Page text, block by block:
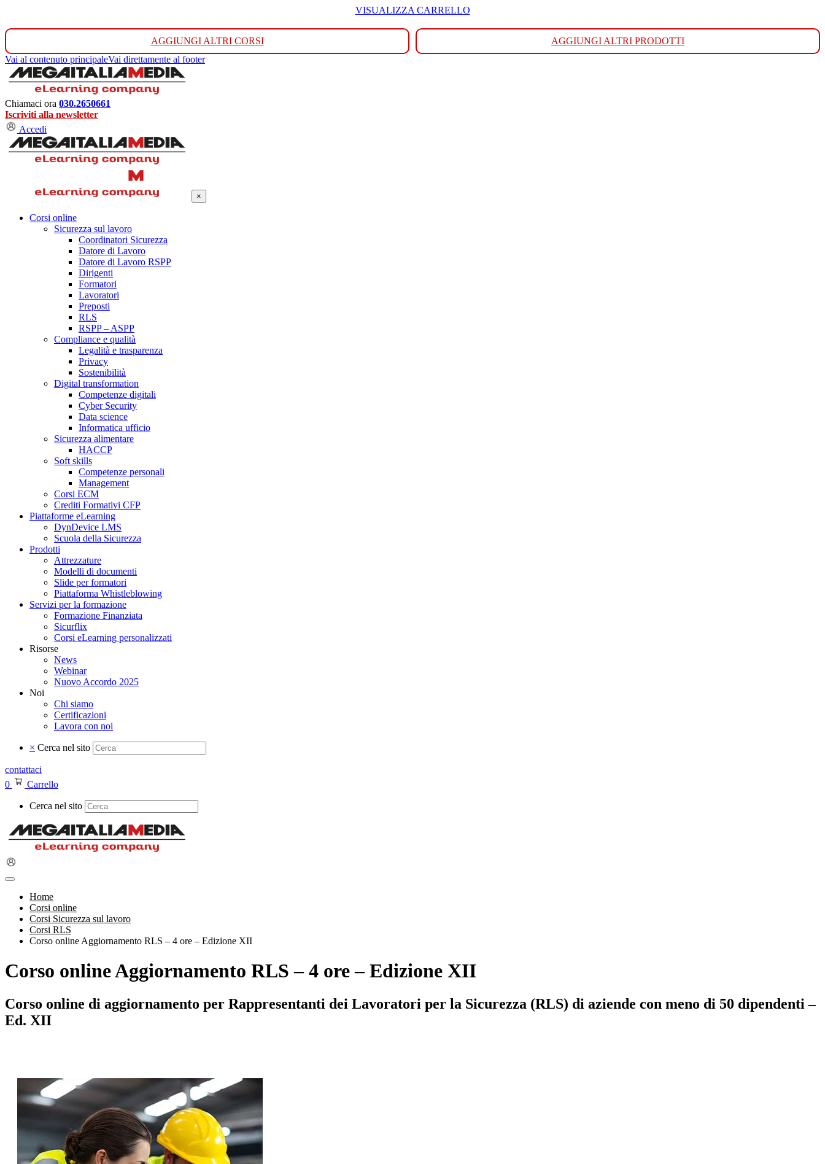
VISUALIZZA CARRELLO
AGGIUNGI ALTRI CORSI
AGGIUNGI ALTRI PRODOTTI
Vai al contenuto principaleVai direttamente al footer
Chiamaci ora 030.2650661
Iscriviti alla newsletter
Accedi
×
Corsi online
Sicurezza sul lavoro
Coordinatori Sicurezza
Datore di Lavoro
Datore di Lavoro RSPP
Dirigenti
Formatori
Lavoratori
Preposti
RLS
RSPP – ASPP
Compliance e qualità
Legalità e trasparenza
Privacy
Sostenibilità
Digital transformation
Competenze digitali
Cyber Security
Data science
Informatica ufficio
Sicurezza alimentare
HACCP
Soft skills
Competenze personali
Management
Corsi ECM
Crediti Formativi CFP
Piattaforme eLearning
DynDevice LMS
Scuola della Sicurezza
Prodotti
Attrezzature
Modelli di documenti
Slide per formatori
Piattaforma Whistleblowing
Servizi per la formazione
Formazione Finanziata
Sicurflix
Corsi eLearning personalizzati
Risorse
News
Webinar
Nuovo Accordo 2025
Noi
Chi siamo
Certificazioni
Lavora con noi
× Cerca nel sito
contattaci
0
Carrello
Cerca nel sito
Home
Corsi online
Corsi Sicurezza sul lavoro
Corsi RLS
Corso online Aggiornamento RLS – 4 ore – Edizione XII
Corso online Aggiornamento RLS – 4 ore – Edizione XII
Corso online di aggiornamento per Rappresentanti dei Lavoratori per la Sicurezza (RLS) di aziende con meno di 50 dipendenti –
Ed. XII